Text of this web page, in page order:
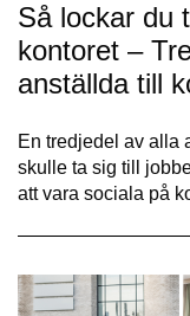
Så lockar du
kontoret –
anställda till
En tredjedel av alla
skulle ta sig till
att vara sociala på